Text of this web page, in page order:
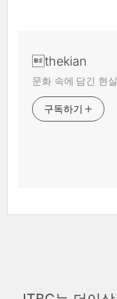
thekian
문화 속에 담긴 현
구독하기